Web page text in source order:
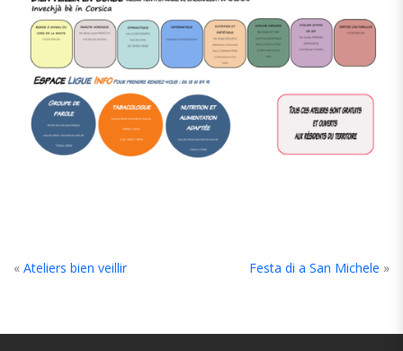
« Ateliers bien veillir Festa di a San Michele »